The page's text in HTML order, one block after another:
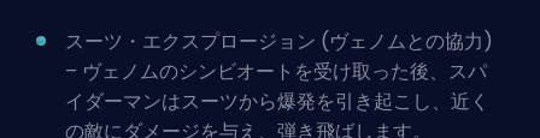
スーツ・エクスプロージョン (ヴェノムとの協力)
– ヴェノムのシンビオートを受け取った後、スパ
イダーマンはスーツから爆発を引き起こし、近く
の敵にダメージを与え、弾き飛ばします。